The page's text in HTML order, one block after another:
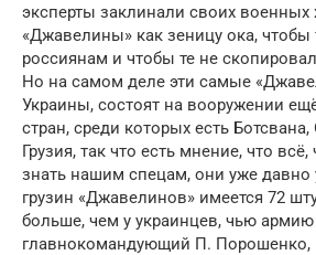
эксперты заклинали своих военных
«Джавелины» как зеницу ока, чтобы
россиянам и чтобы те не
Но на самом деле эти самые
Украины, состоят на вооружении
стран, среди которых есть
Грузия, так что есть мнение, что
знать нашим спецам, они уже давно
грузин «Джавелинов» имеется 72
больше, чем у украинцев, чью
главнокомандующий П. Порошенко,